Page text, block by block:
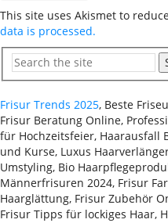
This site uses Akismet to
data is processed.
Frisur Trends 2025, Beste
Frisur Beratung Online,
für Hochzeitsfeier, Haarausfall
und Kurse, Luxus
Umstyling, Bio
Männerfrisuren 2024, Frisur
Haarglättung, Frisur Zubehör
Frisur Tipps für lockiges Haar,